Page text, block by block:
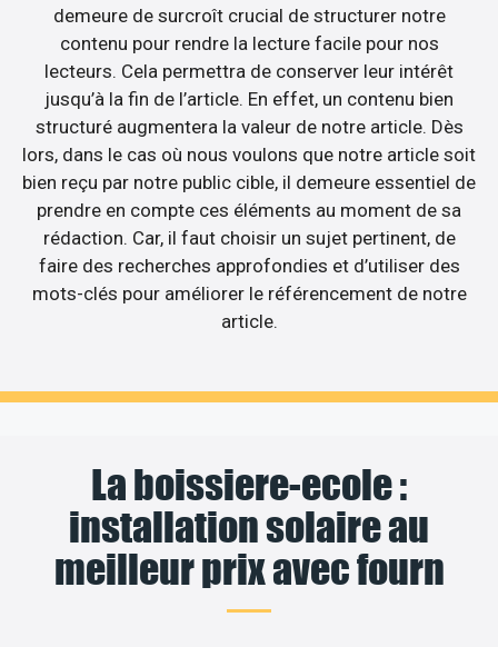
demeure de surcroît crucial de structurer notre
contenu pour rendre la lecture facile pour nos
lecteurs. Cela permettra de conserver leur intérêt
jusqu’à la fin de l’article. En effet, un contenu bien
structuré augmentera la valeur de notre article. Dès
lors, dans le cas où nous voulons que notre article soit
bien reçu par notre public cible, il demeure essentiel de
prendre en compte ces éléments au moment de sa
rédaction. Car, il faut choisir un sujet pertinent, de
faire des recherches approfondies et d’utiliser des
mots-clés pour améliorer le référencement de notre
article.
La boissiere-ecole :
installation solaire au
meilleur prix avec fourn